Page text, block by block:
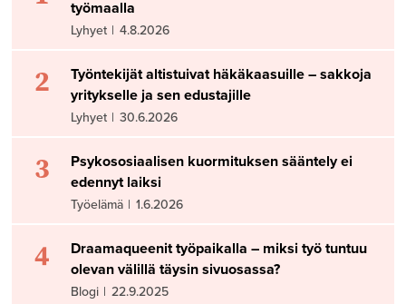
työmaalla
Lyhyet | 4.8.2026
2
Työntekijät altistuivat häkäkaasuille – sakkoja
yritykselle ja sen edustajille
Lyhyet | 30.6.2026
3
Psykososiaalisen kuormituksen sääntely ei
edennyt laiksi
Työelämä | 1.6.2026
4
Draamaqueenit työpaikalla – miksi työ tuntuu
olevan välillä täysin sivuosassa?
Blogi | 22.9.2025